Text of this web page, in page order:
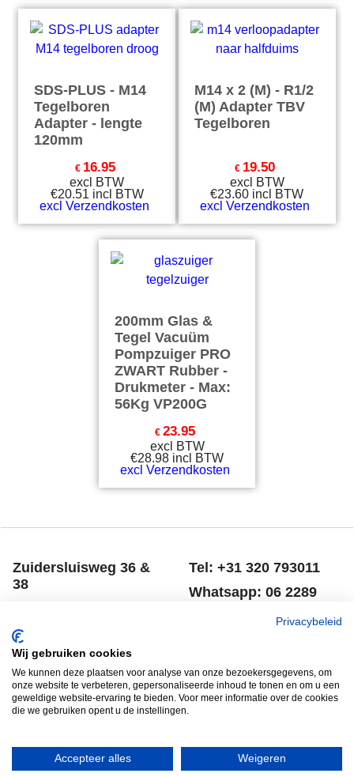
SDS-PLUS - M14
Tegelboren
Adapter - lengte
120mm
€ 16.95
excl BTW
€20.51 incl BTW
excl Verzendkosten
M14 x 2 (M) - R1/2
(M) Adapter TBV
Tegelboren
€ 19.50
excl BTW
€23.60 incl BTW
excl Verzendkosten
200mm Glas &
Tegel Vacuüm
Pompzuiger PRO
ZWART Rubber -
Drukmeter - Max:
56Kg VP200G
€ 23.95
excl BTW
€28.98 incl BTW
excl Verzendkosten
Zuidersluisweg 36 &
38
Nederland
Informatie
Tel: +31 320 793011
Whatsapp: 06 2289
Contact
Voorwaarden
Disclaimer
Retouneren
Privacy verklaring
Privacybeleid
Wij gebruiken cookies
We kunnen deze plaatsen voor analyse van onze bezoekersgegevens, om
onze website te verbeteren, gepersonaliseerde inhoud te tonen en om u een
geweldige website-ervaring te bieden. Voor meer informatie over de cookies
die we gebruiken opent u de instellingen.
Accepteer alles Weigeren